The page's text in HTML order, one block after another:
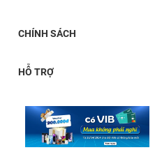
CHÍNH SÁCH
HỖ TRỢ